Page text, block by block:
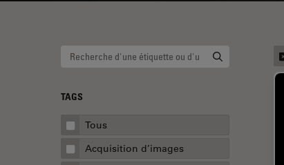
TAGS
Tous
Acquisition d’images